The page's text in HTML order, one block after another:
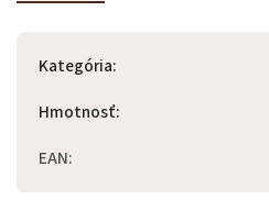
Kategória:
Hmotnosť:
EAN: